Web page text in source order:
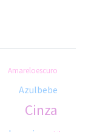
Amareloescuro
Azulbebe
Cinza